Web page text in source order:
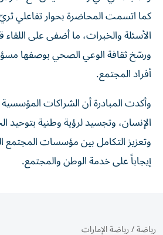
كما اتسمت المحاضرة بحوار تفاعلي
الأسئلة والخبرات، ما أضفى على اللقاء
ورسّخ ثقافة الوعي الصحي بوصفها
أفراد المجتمع.
وأكدت المبادرة أن الشراكات
الإنسان، وتجسيد لرؤية وطنية بتوحيد
وتعزيز التكامل بين مؤسسات
إيجاباً على خدمة الوطن والمجتمع.
رياضة/رياضة الإمارات